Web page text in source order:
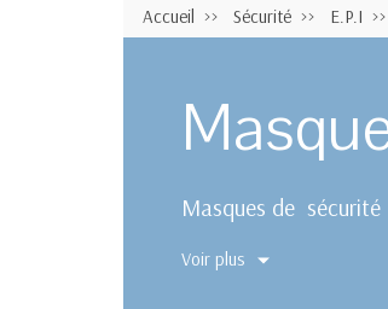
Accueil Sécurité E.P.I
Masques de sécurité
Voir plus